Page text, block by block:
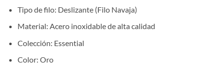
Tipo de filo: Deslizante (Filo Navaja)
Material: Acero inoxidable de alta calidad
Colección: Essential
Color: Oro